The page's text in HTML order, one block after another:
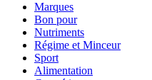
Marques
Bon pour
Nutriments
Régime et Minceur
Sport
Alimentation